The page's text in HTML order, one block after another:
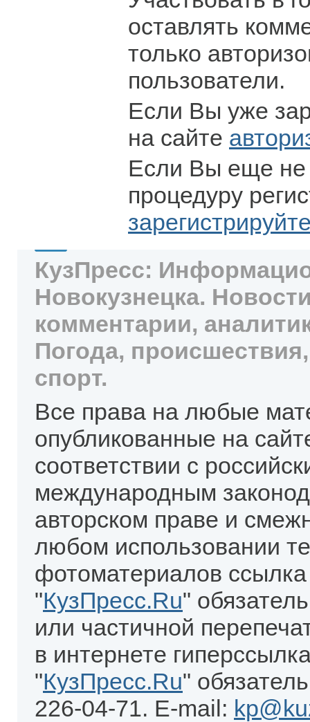
оставлять
только
пользователи.
Если Вы уже
на сайте
Если Вы еще не
процедуру
КузПресс:
Новокузнецка.
комментарии,
Погода,
спорт.
Все права на любые
опубликованные на
соответствии с
международным
авторском праве и
любом использовании
фотоматериалов
"КузПресс.Ru"
или частичной
в интернете
"КузПресс.Ru"
226-04-71. E-mail: